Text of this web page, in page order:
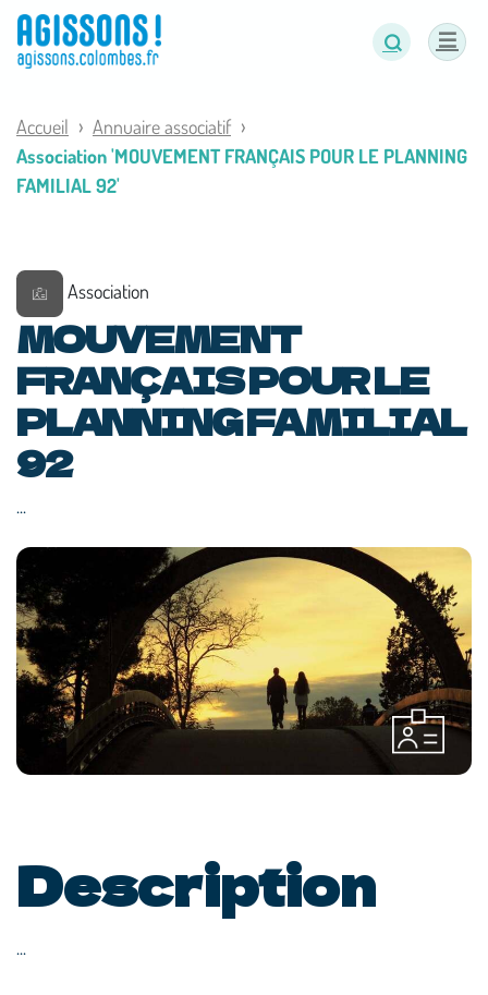
Accueil
Annuaire associatif
Association 'MOUVEMENT FRANÇAIS POUR LE PLANNING
FAMILIAL 92'
Association
MOUVEMENT
FRANÇAIS POUR LE
PLANNING FAMILIAL
92
...
Description
...
Panneau de gestion des cookies